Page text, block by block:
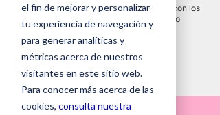
el fin de mejorar y personalizar
tu experiencia de navegación y
para generar analíticas y
métricas acerca de nuestros
visitantes en este sitio web.
Para conocer más acerca de las
cookies, consulta nuestra
Haz que tu organización siempre cuente con los
colaboradores que necesita en el momento
requerido.